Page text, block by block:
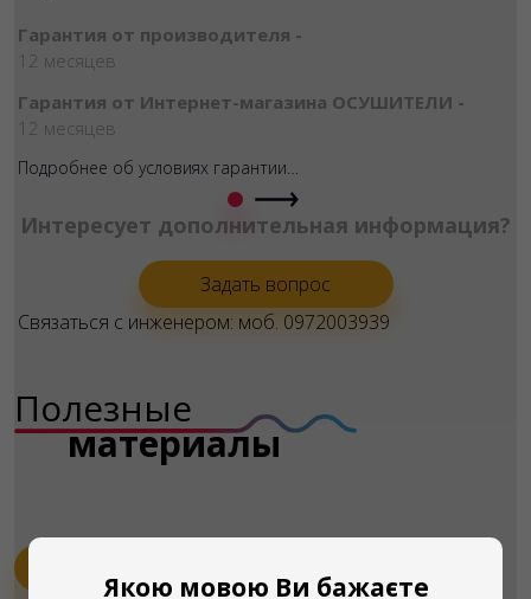
Гарантия от производителя -
12 месяцев
Гарантия от Интернет-магазина ОСУШИТЕЛИ -
12 месяцев
Подробнее об условиях гарантии…
Интересует дополнительная информация?
Задать вопрос
Связаться с инженером: моб. 0972003939
Полезные
материалы
Якою мовою Ви бажаєте